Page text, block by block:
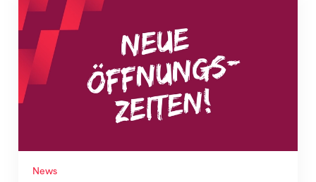
News
Neue Empfangszeiten ab 1. August 2026